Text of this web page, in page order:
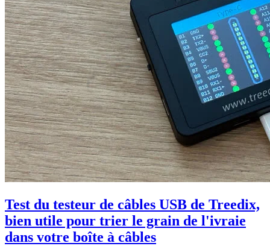
Test du testeur de câbles USB de Treedix,
bien utile pour trier le grain de l'ivraie
dans votre boîte à câbles